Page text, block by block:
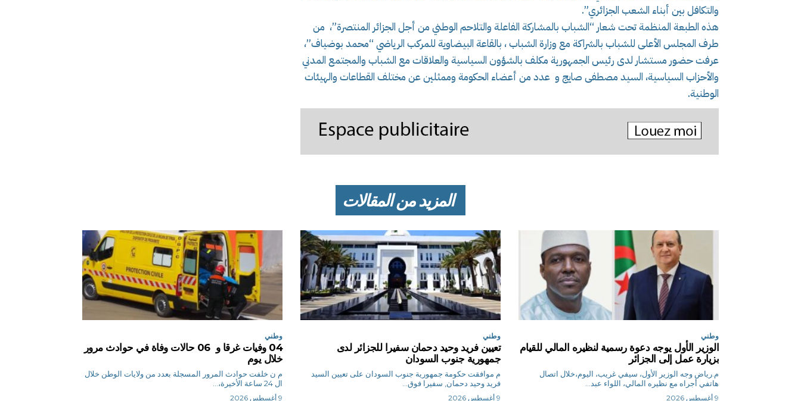
والتكافل بين أبناء الشعب الجزائري”.
هذه الطبعة المنظمة تحت شعار “الشباب بالمشاركة الفاعلة والتلاحم الوطني من أجل الجزائر المنتصرة”، من
طرف المجلس الأعلى للشباب بالشراكة مع وزارة الشباب ، بالقاعة البيضاوية للمركب الرياضي “محمد بوضياف”،
عرفت حضور مستشار لدى رئيس الجمهورية مكلف بالشؤون السياسية والعلاقات مع الشباب والمجتمع المدني
والأحزاب السياسية، السيد مصطفى صايج و عدد من أعضاء الحكومة وممثلين عن مختلف القطاعات والهيئات
الوطنية.
المزيد من المقالات
وطني
الوزير الأول يوجه دعوة رسمية لنظيره المالي للقيام
بزيارة عمل إلى الجزائر
م.رياض وجه الوزير الأول، سيفي غريب، اليوم،خلال اتصال
هاتفي أجراه مع نظيره المالي، اللواء عبد...
9 أغسطس 2026
وطني
تعيين فريد وحيد دحمان سفيرا للجزائر لدى
جمهورية جنوب السودان
م موافقت حكومة جمهورية جنوب السودان على تعيين السيد
فريد وحيد دحمان, سفيرا فوق...
9 أغسطس 2026
وطني
04 وفيات غرقا و 06 حالات وفاة في حوادث مرور
خلال يوم
م ن خلفت حوادث المرور المسجلة بعدد من ولايات الوطن خلال
ال 24 ساعة الأخيرة،...
9 أغسطس 2026